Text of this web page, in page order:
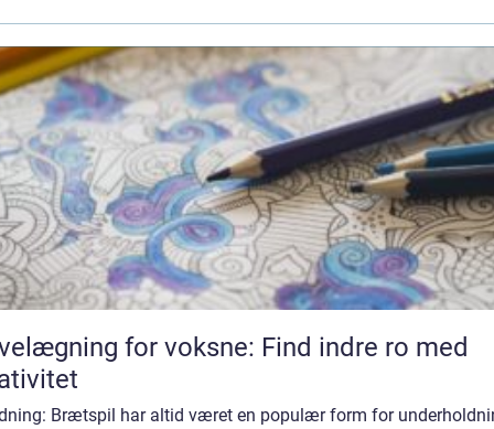
for voksne: Find indre ro med
Brætspil har altid været en populær form for